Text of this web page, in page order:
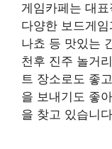
게임카페는 대
다양한 보드게
나쵸 등 맛있는
천후 진주 놀거
트 장소로도 좋
을 보내기도 좋
을 찾고 있습니